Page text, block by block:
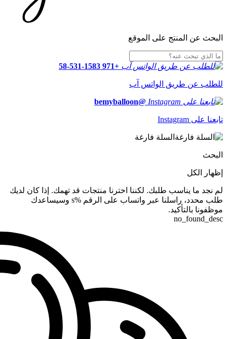
البحث عن المنتج على الموقع
+971 58-531-1583
للطلب عن طريق الواتس آب
@bemyballoon
تابعنا على Instagram
السلة فارغة
البحث
إظهار الكل
لم نجد ما يناسب طلبك. لكننا اخترنا منتجات قد تهمك. إذا كان لديك
طلب محدد، راسلنا عبر واتساب على الرقم %s وسيساعدك
موظفونا بالتأكيد.
no_found_desc